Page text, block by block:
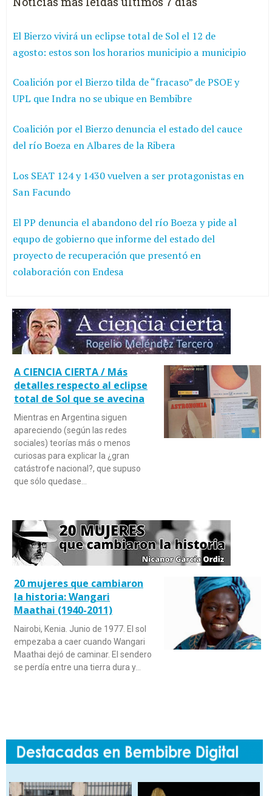
El Bierzo vivirá un eclipse total de Sol el 12 de
agosto: estos son los horarios municipio a municipio
Coalición por el Bierzo tilda de “fracaso” de PSOE y
UPL que Indra no se ubique en Bembibre
Coalición por el Bierzo denuncia el estado del cauce
del río Boeza en Albares de la Ribera
Los SEAT 124 y 1430 vuelven a ser protagonistas en
San Facundo
El PP denuncia el abandono del río Boeza y pide al
equpo de gobierno que informe del estado del
proyecto de recuperación que presentó en
colaboración con Endesa
A CIENCIA CIERTA / Más
detalles respecto al eclipse
total de Sol que se avecina
Mientras en Argentina siguen
apareciendo (según las redes
sociales) teorías más o menos
curiosas para explicar la ¿gran
catástrofe nacional?, que supuso
que sólo quedase…
20 mujeres que cambiaron
la historia: Wangari
Maathai (1940-2011)
Nairobi, Kenia. Junio de 1977. El sol
empezaba a caer cuando Wangari
Maathai dejó de caminar. El sendero
se perdía entre una tierra dura y…